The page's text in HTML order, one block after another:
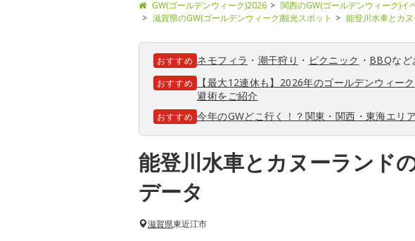
GW(ゴールデンウィーク)2026 関西のGW(ゴールデンウィーク)イ
滋賀県のGW(ゴールデンウィーク)観光スポット
能登川水車とカ
おすすめ ネモフィラ ・ 潮干狩り ・ ピクニック ・ BBQな
おすすめ
【最大12連休も】2026年のゴールデンウィー
避術をご紹介
おすすめ 今年のGWどこ行く！？関東・関西・東海エリ
能登川水車とカヌーランド
データ
滋賀県東近江市